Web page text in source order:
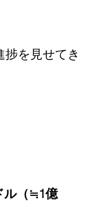
を見せてき
ル（≒1億